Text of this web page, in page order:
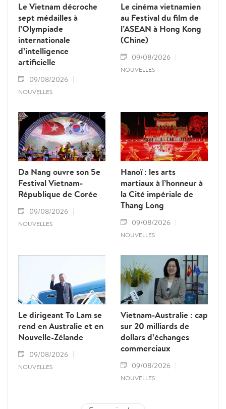
Le Vietnam décroche
sept médailles à
l’Olympiade
internationale
d’intelligence
artificielle
09/08/2026
NOUVELLES
Le cinéma vietnamien
au Festival du film de
l’ASEAN à Hong Kong
(Chine)
09/08/2026
NOUVELLES
Da Nang ouvre son 5e
Festival Vietnam-
République de Corée
09/08/2026
NOUVELLES
Hanoï : les arts
martiaux à l’honneur à
la Cité impériale de
Thang Long
09/08/2026
NOUVELLES
Le dirigeant To Lam se
rend en Australie et en
Nouvelle-Zélande
09/08/2026
NOUVELLES
Vietnam-Australie : cap
sur 20 milliards de
dollars d’échanges
commerciaux
09/08/2026
NOUVELLES